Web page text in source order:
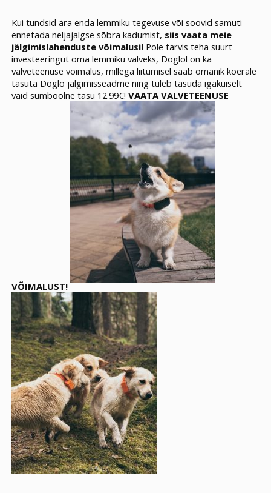
Kui tundsid ära enda lemmiku tegevuse või soovid samuti
ennetada neljajalgse sõbra kadumist, siis vaata meie
jälgimislahenduste võimalusi! Pole tarvis teha suurt
investeeringut oma lemmiku valveks, Doglol on ka
valveteenuse võimalus, millega liitumisel saab omanik koerale
tasuta Doglo jälgimisseadme ning tuleb tasuda igakuiselt
vaid sümboolne tasu 12.99€! VAATA VALVETEENUSE
VÕIMALUST!